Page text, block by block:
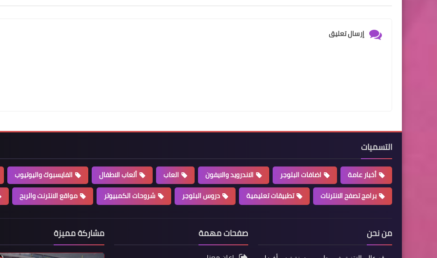
إرسال تعليق
التسميات
أخبار عامة اضافات البلوجر الاندرويد والايفون العاب ألعاب الاطفال
الفايسبوك واليوتيوب
برامج تصفح الانترنات
تطبيقات تعليمية دروس البلوجر شروحات الكمبيوتر مواقع الانترنت والربح
من نحن صفحات مهمة مشاركة مميزة